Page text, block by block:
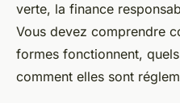
verte, la finance
Vous devez comprendre
formes fonctionnent,
comment elles sont